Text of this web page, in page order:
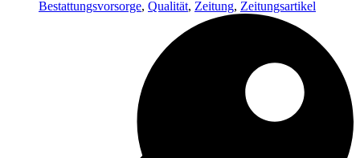
Bestattungsvorsorge, Qualität, Zeitung, Zeitungsartikel